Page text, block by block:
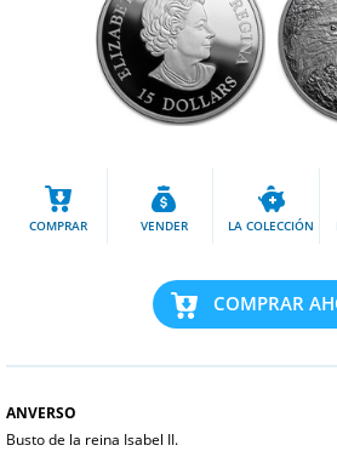
COMPRAR VENDER LA COLECCIÓN
COMPRAR
ANVERSO
Busto de la reina Isabel II.